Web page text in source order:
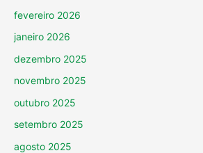
fevereiro 2026
janeiro 2026
dezembro 2025
novembro 2025
outubro 2025
setembro 2025
agosto 2025